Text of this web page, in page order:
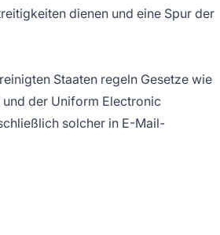
dienen und eine Spur der
Staaten regeln Gesetze wie
der Uniform Electronic
solcher in E-Mail-